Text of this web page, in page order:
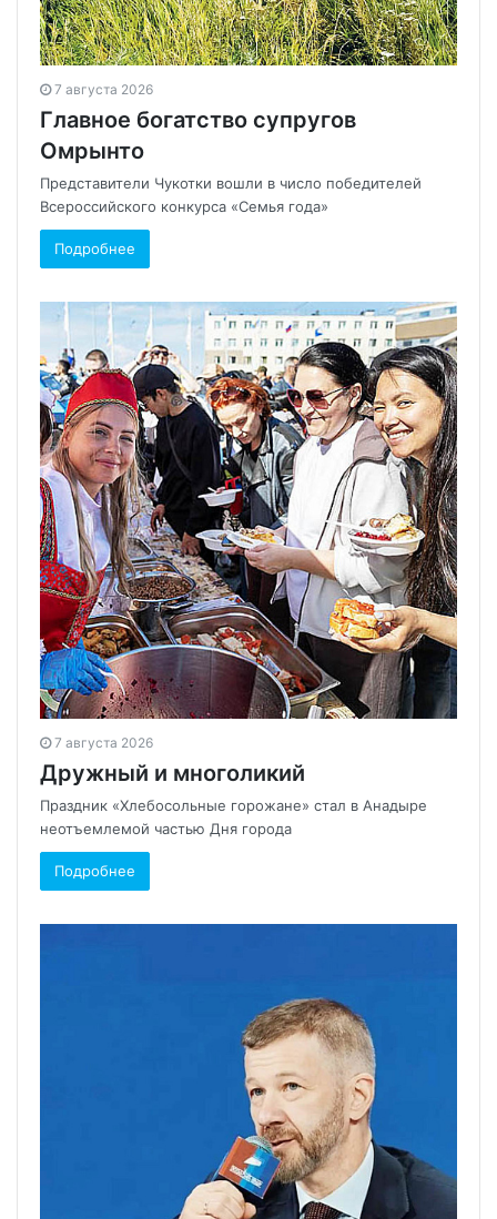
7 августа 2026
Главное богатство супругов
Омрынто
Представители Чукотки вошли в число победителей
Всероссийского конкурса «Семья года»
Подробнее
7 августа 2026
Дружный и многоликий
Праздник «Хлебосольные горожане» стал в Анадыре
неотъемлемой частью Дня города
Подробнее